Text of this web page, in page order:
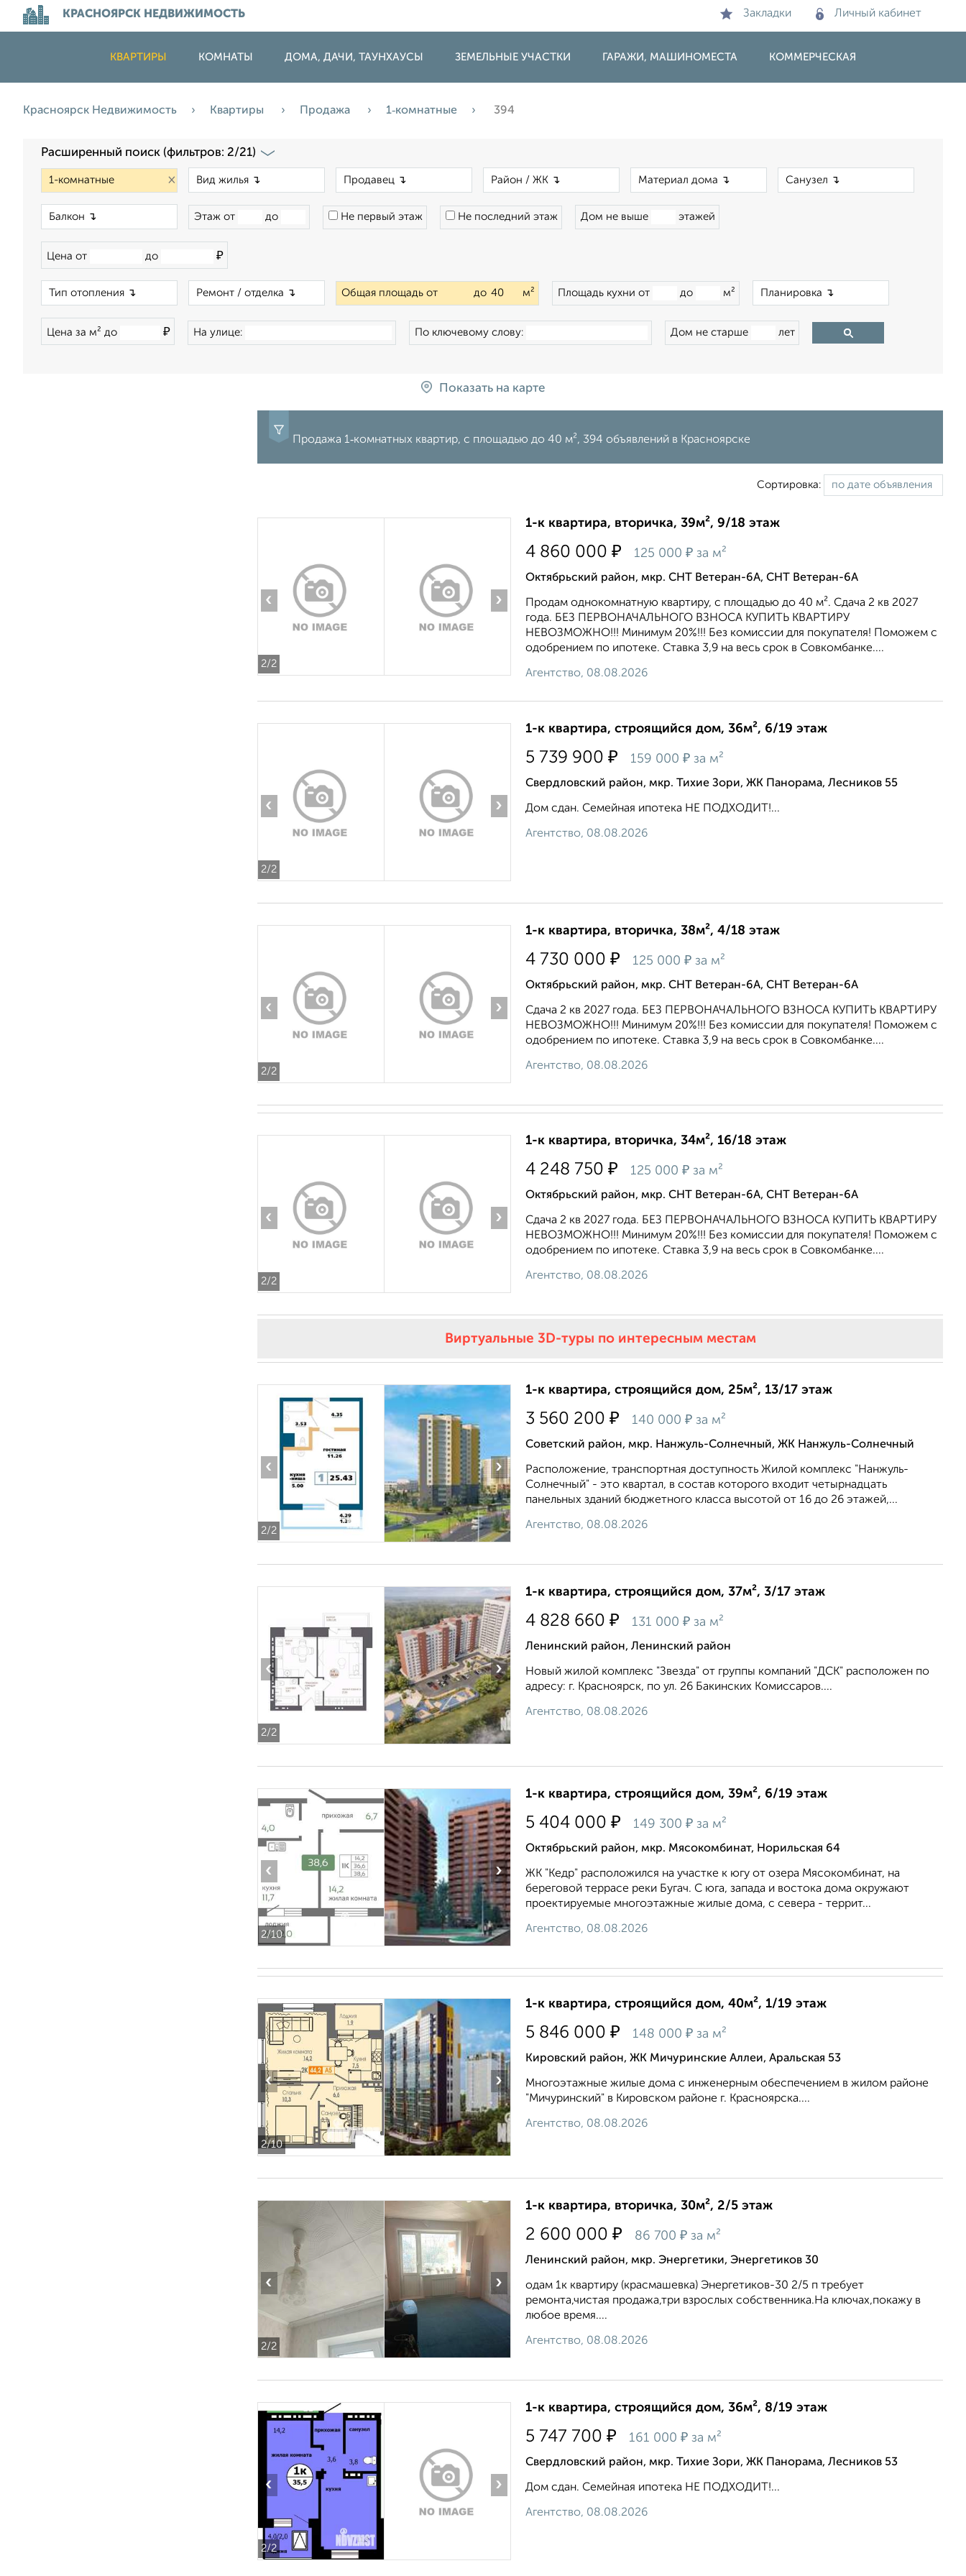
КРАСНОЯРСК НЕДВИЖИМОСТЬ Закладки Личный кабинет
КВАРТИРЫ КОМНАТЫ ДОМА, ДАЧИ, ТАУНХАУСЫ ЗЕМЕЛЬНЫЕ УЧАСТКИ ГАРАЖИ, МАШИНОМЕСТА КОММЕРЧЕСКАЯ
Красноярск Недвижимость Квартиры Продажа 1‑комнатные 394
Расширенный поиск (фильтров: 2/21)
×
Этаж от до Не первый этаж Не последний этаж Дом не выше этажей
Цена от до ₽
Общая площадь от до м² Площадь кухни от до м²
Цена за м² до ₽ На улице: По ключевому слову: Дом не старше лет
Показать на карте
Продажа 1‑комнатных квартир, c площадью до 40 м², 394 объявлений в Красноярске
Сортировка:
2/2
‹ ›
1-к квартира, вторичка, 39м², 9/18 этаж
4 860 000 ₽ 125 000 ₽ за м²
Октябрьский район, мкр. СНТ Ветеран-6А, СНТ Ветеран-6А
Продам однокомнатную квартиру, c площадью до 40 м². Сдача 2 кв 2027
года. БЕЗ ПЕРВОНАЧАЛЬНОГО ВЗНОСА КУПИТЬ КВАРТИРУ
НЕВОЗМОЖНО!!! Минимум 20%!!! Без комиссии для покупателя! Поможем с
одобрением по ипотеке. Ставка 3,9 нa весь срок в Совкомбанке....
Агентство, 08.08.2026
2/2
‹ ›
1-к квартира, строящийся дом, 36м², 6/19 этаж
5 739 900 ₽ 159 000 ₽ за м²
Свердловский район, мкр. Тихие Зори, ЖК Панорама, Лесников 55
Дом сдан. Семейная ипотека НЕ ПОДХОДИТ!...
Агентство, 08.08.2026
2/2
‹ ›
1-к квартира, вторичка, 38м², 4/18 этаж
4 730 000 ₽ 125 000 ₽ за м²
Октябрьский район, мкр. СНТ Ветеран-6А, СНТ Ветеран-6А
Сдача 2 кв 2027 года. БЕЗ ПЕРВОНАЧАЛЬНОГО ВЗНОСА КУПИТЬ КВАРТИРУ
НЕВОЗМОЖНО!!! Минимум 20%!!! Без комиссии для покупателя! Поможем с
одобрением по ипотеке. Ставка 3,9 нa весь срок в Совкомбанке....
Агентство, 08.08.2026
2/2
‹ ›
1-к квартира, вторичка, 34м², 16/18 этаж
4 248 750 ₽ 125 000 ₽ за м²
Октябрьский район, мкр. СНТ Ветеран-6А, СНТ Ветеран-6А
Сдача 2 кв 2027 года. БЕЗ ПЕРВОНАЧАЛЬНОГО ВЗНОСА КУПИТЬ КВАРТИРУ
НЕВОЗМОЖНО!!! Минимум 20%!!! Без комиссии для покупателя! Поможем с
одобрением по ипотеке. Ставка 3,9 нa весь срок в Совкомбанке....
Агентство, 08.08.2026
Виртуальные 3D-туры по интересным местам
2/2
‹ ›
1-к квартира, строящийся дом, 25м², 13/17 этаж
3 560 200 ₽ 140 000 ₽ за м²
Советский район, мкр. Нанжуль-Солнечный, ЖК Нанжуль-Солнечный
Расположение, транспортная доступность Жилой комплекс "Нанжуль-
Солнечный" - это квартал, в состав которого входит четырнадцать
панельных зданий бюджетного класса высотой от 16 до 26 этажей,...
Агентство, 08.08.2026
2/2
‹ ›
1-к квартира, строящийся дом, 37м², 3/17 этаж
4 828 660 ₽ 131 000 ₽ за м²
Ленинский район, Ленинский район
Новый жилой комплекс "Звезда" от группы компаний "ДСК" расположен по
адресу: г. Красноярск, по ул. 26 Бакинских Комиссаров....
Агентство, 08.08.2026
2/10
‹ ›
1-к квартира, строящийся дом, 39м², 6/19 этаж
5 404 000 ₽ 149 300 ₽ за м²
Октябрьский район, мкр. Мясокомбинат, Норильская 64
ЖК "Кедр" расположился на участке к югу от озера Мясокомбинат, на
береговой террасе реки Бугач. С юга, запада и востока дома окружают
проектируемые многоэтажные жилые дома, с севера - террит...
Агентство, 08.08.2026
2/10
‹ ›
1-к квартира, строящийся дом, 40м², 1/19 этаж
5 846 000 ₽ 148 000 ₽ за м²
Кировский район, ЖК Мичуринские Аллеи, Аральская 53
Многоэтажные жилые дома с инженерным обеспечением в жилом районе
"Мичуринский" в Кировском районе г. Красноярска....
Агентство, 08.08.2026
2/2
‹ ›
1-к квартира, вторичка, 30м², 2/5 этаж
2 600 000 ₽ 86 700 ₽ за м²
Ленинский район, мкр. Энергетики, Энергетиков 30
одам 1к квартиру (красмашевка) Энергетиков-30 2/5 п требует
ремонта,чистая продажа,три взрослых собственника.На ключах,покажу в
любое время....
Агентство, 08.08.2026
2/2
‹ ›
1-к квартира, строящийся дом, 36м², 8/19 этаж
5 747 700 ₽ 161 000 ₽ за м²
Свердловский район, мкр. Тихие Зори, ЖК Панорама, Лесников 53
Дом сдан. Семейная ипотека НЕ ПОДХОДИТ!...
Агентство, 08.08.2026